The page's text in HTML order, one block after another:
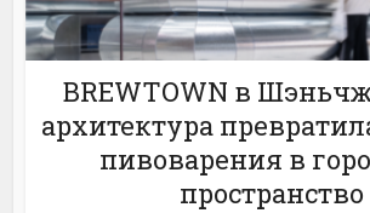
BREWTOWN в
архитектура
пивоварения в
пространство